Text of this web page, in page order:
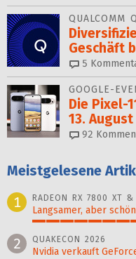
QUALCOMM
Geschäft
5
GOOGLE-
Die Pixel-
13.
92
Meistgelesene
1
RADEON RX 7800 XT
Langsamer, aber
2 QUAKECON 2026
Nvidia verkauft